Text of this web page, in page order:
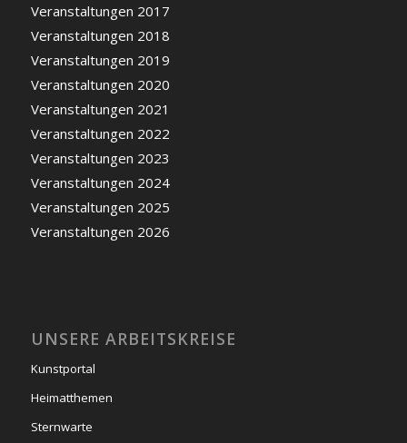
Veranstaltungen 2017
Veranstaltungen 2018
Veranstaltungen 2019
Veranstaltungen 2020
Veranstaltungen 2021
Veranstaltungen 2022
Veranstaltungen 2023
Veranstaltungen 2024
Veranstaltungen 2025
Veranstaltungen 2026
UNSERE ARBEITSKREISE
Kunstportal
Heimatthemen
Sternwarte